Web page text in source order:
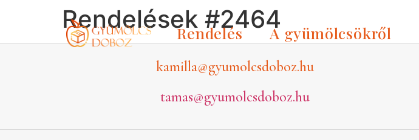
Rendelés A gyümölcsökről
Rendelések #2464
kamilla@gyumolcsdoboz.hu
tamas@gyumolcsdoboz.hu